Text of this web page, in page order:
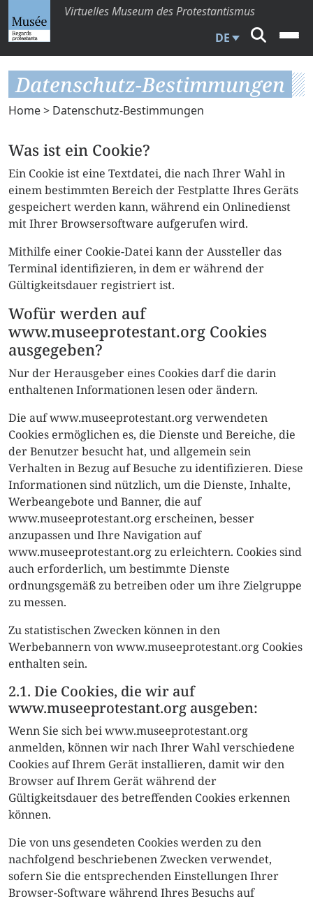
Virtuelles Museum des Protestantismus
DE
Datenschutz-Bestimmungen
Home> Datenschutz-Bestimmungen
Was ist ein Cookie?
Ein Cookie ist eine Textdatei, die nach Ihrer Wahl in
einem bestimmten Bereich der Festplatte Ihres Geräts
gespeichert werden kann, während ein Onlinedienst
mit Ihrer Browsersoftware aufgerufen wird.
Mithilfe einer Cookie-Datei kann der Aussteller das
Terminal identifizieren, in dem er während der
Gültigkeitsdauer registriert ist.
Wofür werden auf
www.museeprotestant.org Cookies
ausgegeben?
Nur der Herausgeber eines Cookies darf die darin
enthaltenen Informationen lesen oder ändern.
Die auf www.museeprotestant.org verwendeten
Cookies ermöglichen es, die Dienste und Bereiche, die
der Benutzer besucht hat, und allgemein sein
Verhalten in Bezug auf Besuche zu identifizieren. Diese
Informationen sind nützlich, um die Dienste, Inhalte,
Werbeangebote und Banner, die auf
www.museeprotestant.org erscheinen, besser
anzupassen und Ihre Navigation auf
www.museeprotestant.org zu erleichtern. Cookies sind
auch erforderlich, um bestimmte Dienste
ordnungsgemäß zu betreiben oder um ihre Zielgruppe
zu messen.
Zu statistischen Zwecken können in den
Werbebannern von www.museeprotestant.org Cookies
enthalten sein.
2.1. Die Cookies, die wir auf
www.museeprotestant.org ausgeben:
Wenn Sie sich bei www.museeprotestant.org
anmelden, können wir nach Ihrer Wahl verschiedene
Cookies auf Ihrem Gerät installieren, damit wir den
Browser auf Ihrem Gerät während der
Gültigkeitsdauer des betreffenden Cookies erkennen
können.
Die von uns gesendeten Cookies werden zu den
nachfolgend beschriebenen Zwecken verwendet,
sofern Sie die entsprechenden Einstellungen Ihrer
Browser-Software während Ihres Besuchs auf